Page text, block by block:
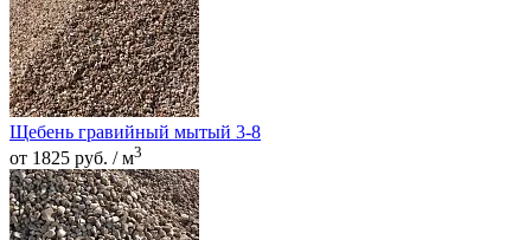
Щебень гравийный мытый 3-8
от 1825 руб. / м3